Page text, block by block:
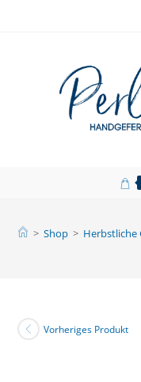
> Shop > Herbstliche
Vorheriges Produkt